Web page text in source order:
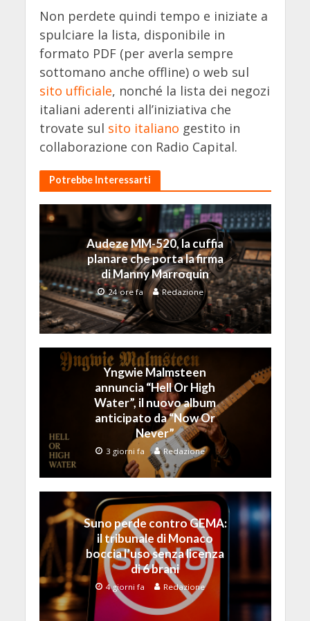
Non perdete quindi tempo e iniziate a
spulciare la lista, disponibile in
formato PDF (per averla sempre
sottomano anche offline) o web sul
sito ufficiale, nonché la lista dei negozi
italiani aderenti all’iniziativa che
trovate sul sito italiano gestito in
collaborazione con Radio Capital.
Potrebbe Interessarti
Audeze MM-520, la cuffia
planare che porta la firma
di Manny Marroquin
24 ore fa Redazione
Yngwie Malmsteen
annuncia “Hell Or High
Water”, il nuovo album
anticipato da “Now Or
Never”
3 giorni fa Redazione
Suno perde contro GEMA:
il tribunale di Monaco
boccia l’uso senza licenza
di 6 brani
4 giorni fa Redazione